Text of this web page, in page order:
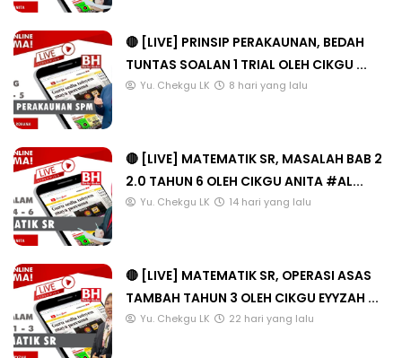
🔴 [LIVE] PRINSIP PERAKAUNAN, BEDAH
TUNTAS SOALAN 1 TRIAL OLEH CIKGU ...
Yu. Chekgu LK 8 hari yang lalu
🔴 [LIVE] MATEMATIK SR, MASALAH BAB 2
2.0 TAHUN 6 OLEH CIKGU ANITA #AL...
Yu. Chekgu LK 14 hari yang lalu
🔴 [LIVE] MATEMATIK SR, OPERASI ASAS
TAMBAH TAHUN 3 OLEH CIKGU EYYZAH ...
Yu. Chekgu LK 22 hari yang lalu